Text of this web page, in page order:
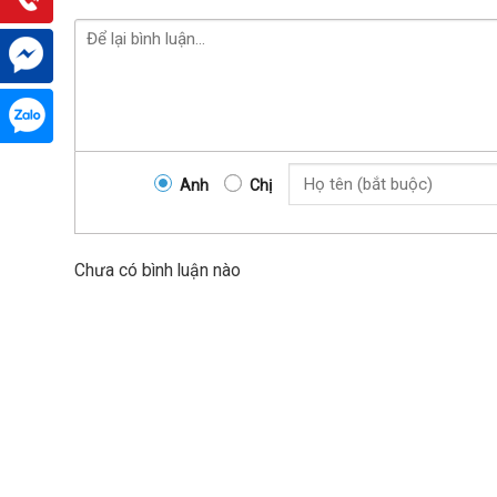
Trục dưỡng hình trụ nằm ngang, bao gồm đầy đủ các
độ chính xác tuyệt đối khi lắp phụ kiện (tay nắm cửa, ổ
Với 2 bộ phận có chức năng tuyệt vời này, đảm bảo bộ
Anh Chị
Chưa có bình luận nào